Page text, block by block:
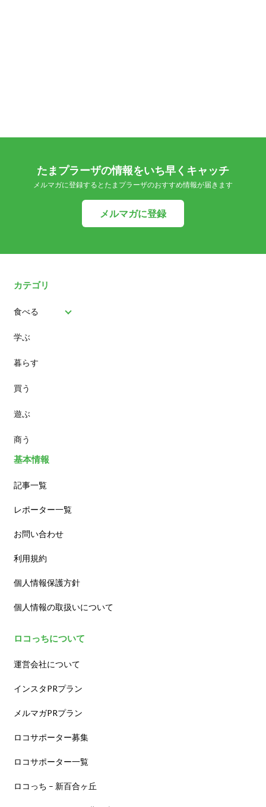
たまプラーザの情報をいち早くキャッチ
メルマガに登録するとたまプラーザのおすすめ情報が届きます
メルマガに登録
カテゴリ
食べる
パン
スイーツ
ランチ
カフェ
学ぶ
暮らす
買う
遊ぶ
商う
基本情報
記事一覧
レポーター一覧
お問い合わせ
利用規約
個人情報保護方針
個人情報の取扱いについて
ロコっちについて
運営会社について
インスタPRプラン
メルマガPRプラン
ロコサポーター募集
ロコサポーター一覧
ロコっち – 新百合ヶ丘